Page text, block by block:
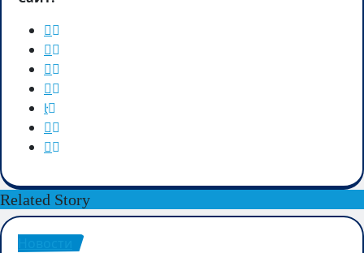
Related Story